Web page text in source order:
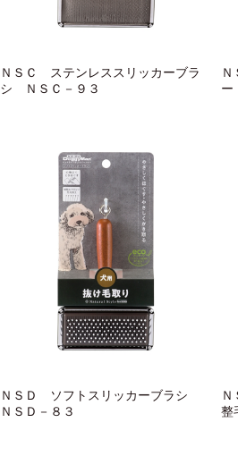
ＮＳＣ ステンレススリッカーブラ
シ ＮＳＣ－９３
ー
ＮＳＤ ソフトスリッカーブラシ
ＮＳＤ－８３
整